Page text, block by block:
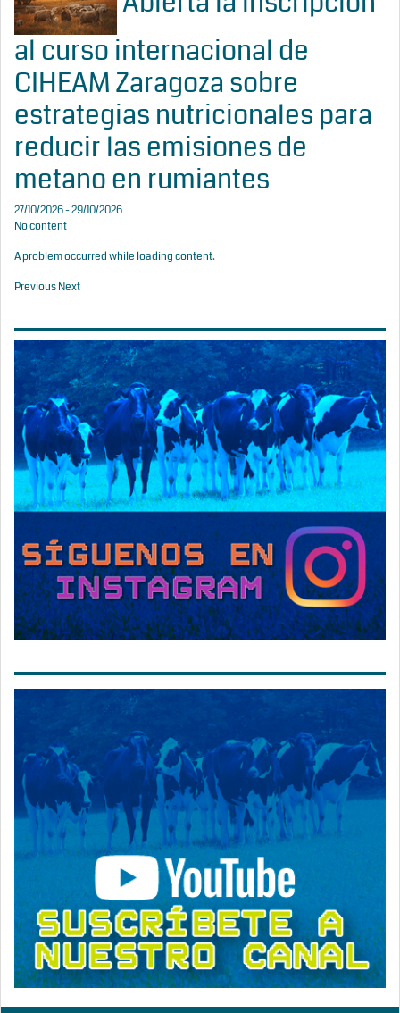
al curso internacional de
CIHEAM Zaragoza sobre
estrategias nutricionales para
reducir las emisiones de
metano en rumiantes
27/10/2026 - 29/10/2026
No content
A problem occurred while loading content.
PreviousNext